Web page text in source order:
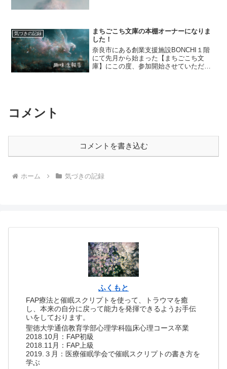
すが、２つ対話できて良かっ...
気づきの記録
まちごこち文庫の本棚オーナーになりま
した！
奈良市にある創業支援施設BONCHI１階
にて先月から始まった【まちごこち文
庫】にこの度、参加開始させていただき
コメント
コメントを書き込む
ホーム 気づきの記録
ふくもと
FAP療法と催眠スクリプトを使って、トラウマを癒
し、本来の自分に戻って能力を発揮できるようお手伝
いをしております。
聖徳大学通信教育学部心理学科臨床心理コース卒業
2018.10月：FAP初級
2018.11月：FAP上級
2019.３月：医療催眠学会で催眠スクリプトの書き方を
学ぶ